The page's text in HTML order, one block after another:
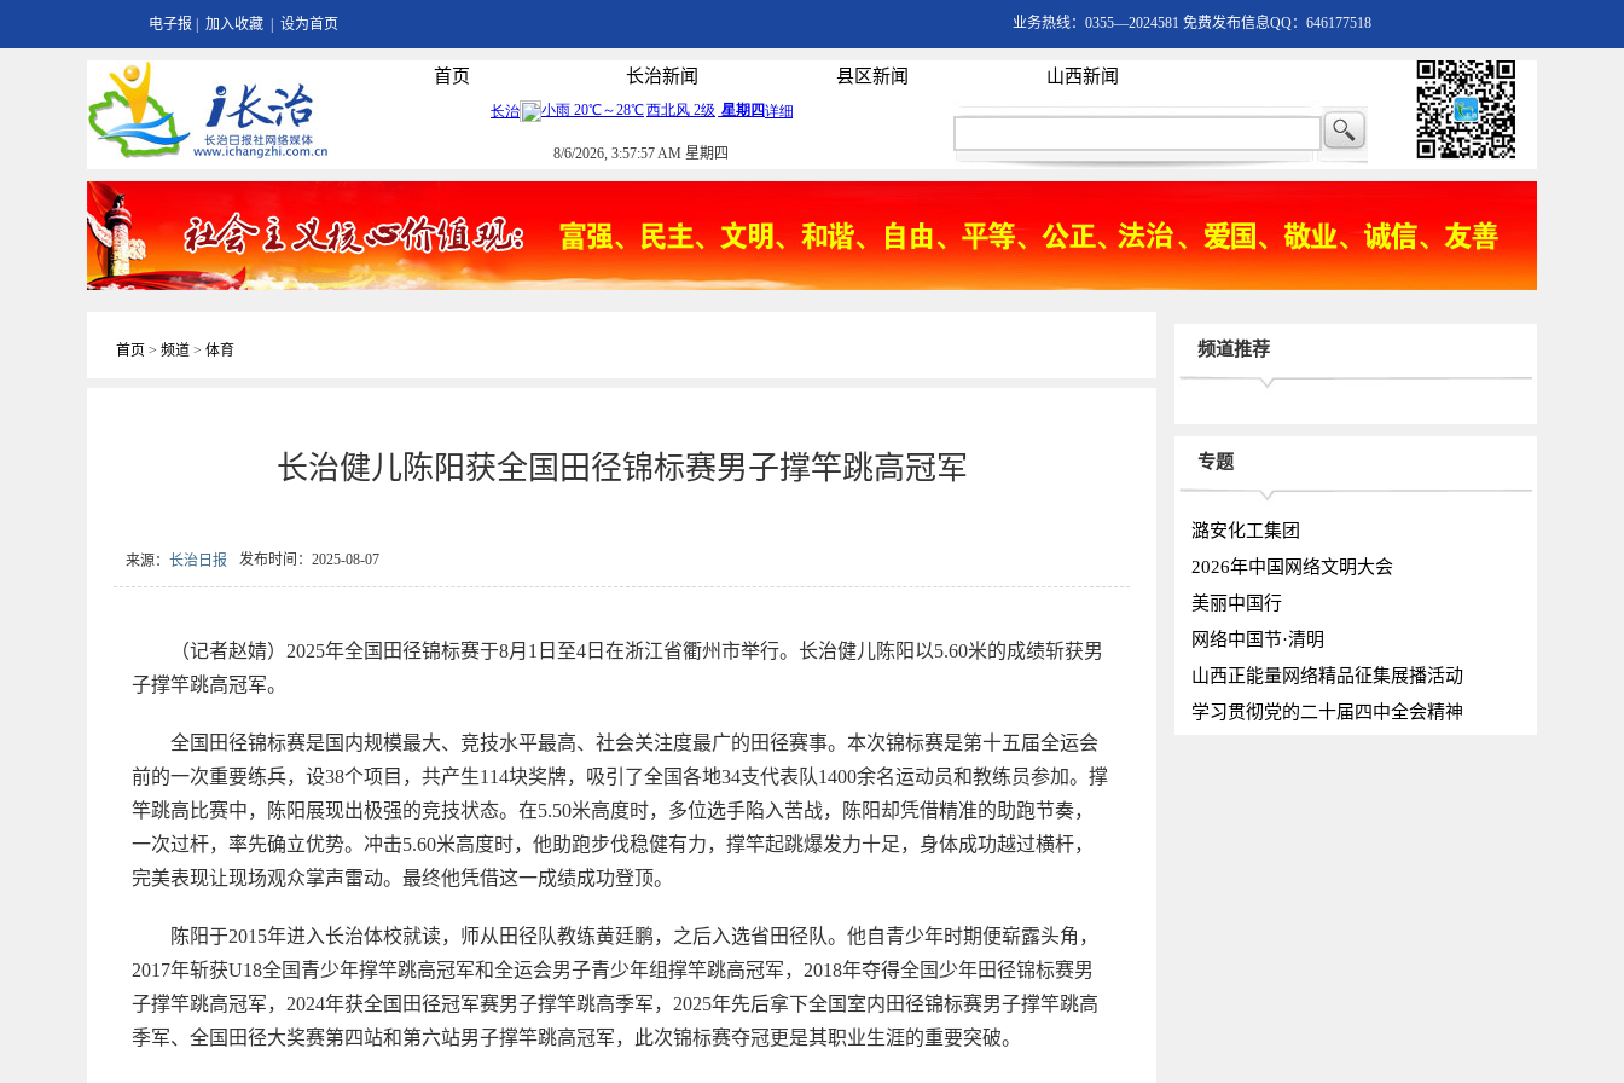
电子报 加入收藏 设为首页 业务热线：0355—2024581 免费发布信息QQ：646177518
首页 长治新闻 县区新闻 山西新闻
8/6/2026, 3:57:57 AM 星期四
首页 > 频道 > 体育
长治健儿陈阳获全国田径锦标赛男子撑竿跳高冠军
来源： 长治日报 发布时间：2025-08-07
（记者赵婧）2025年全国田径锦标赛于8月1日至4日在浙江省衢州市举行。长治健儿陈阳以5.60米的成绩斩获男
子撑竿跳高冠军。
全国田径锦标赛是国内规模最大、竞技水平最高、社会关注度最广的田径赛事。本次锦标赛是第十五届全运会
前的一次重要练兵，设38个项目，共产生114块奖牌，吸引了全国各地34支代表队1400余名运动员和教练员参加。撑
竿跳高比赛中，陈阳展现出极强的竞技状态。在5.50米高度时，多位选手陷入苦战，陈阳却凭借精准的助跑节奏，
一次过杆，率先确立优势。冲击5.60米高度时，他助跑步伐稳健有力，撑竿起跳爆发力十足，身体成功越过横杆，
完美表现让现场观众掌声雷动。最终他凭借这一成绩成功登顶。
陈阳于2015年进入长治体校就读，师从田径队教练黄廷鹏，之后入选省田径队。他自青少年时期便崭露头角，
2017年斩获U18全国青少年撑竿跳高冠军和全运会男子青少年组撑竿跳高冠军，2018年夺得全国少年田径锦标赛男
子撑竿跳高冠军，2024年获全国田径冠军赛男子撑竿跳高季军，2025年先后拿下全国室内田径锦标赛男子撑竿跳高
季军、全国田径大奖赛第四站和第六站男子撑竿跳高冠军，此次锦标赛夺冠更是其职业生涯的重要突破。
频道推荐
专题
潞安化工集团
2026年中国网络文明大会
美丽中国行
网络中国节·清明
山西正能量网络精品征集展播活动
学习贯彻党的二十届四中全会精神